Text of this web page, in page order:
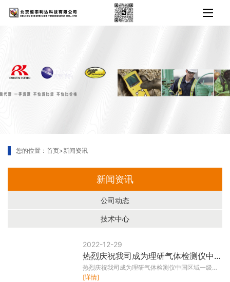
您的位置： 首页>新闻资讯
新闻资讯
公司动态
技术中心
2022-12-29
热烈庆祝我司成为理研气体检测仪中国区域一级代理商！#新闻快讯
热烈庆祝我司成为理研气体检测仪中国区域一级代
理商！#新闻快讯
[详情]